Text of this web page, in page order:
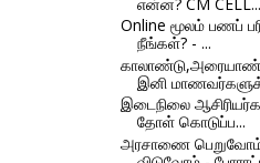
Online மூலம் பணப்
நீங்கள்? - ...
இனி
இடைநிலை
தோள் கொடுப்ப...
அரசாணை பெறுவோம்